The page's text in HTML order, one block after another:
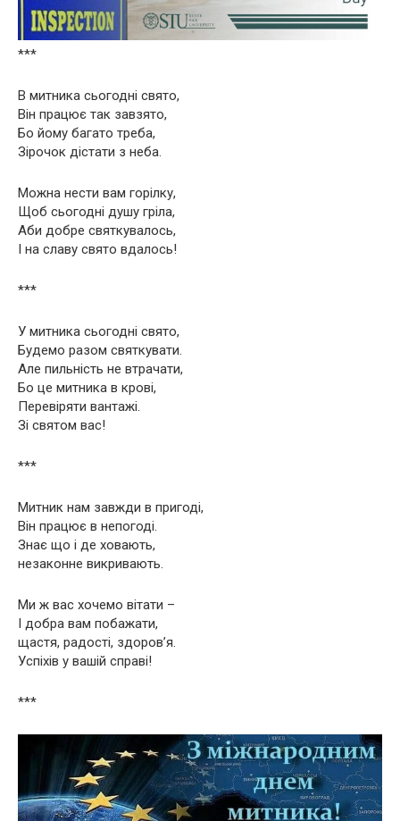
***
В митника сьогодні свято,
Він працює так завзято,
Бо йому багато треба,
Зірочок дістати з неба.
Можна нести вам горілку,
Щоб сьогодні душу гріла,
Аби добре святкувалось,
І на славу свято вдалось!
***
У митника сьогодні свято,
Будемо разом святкувати.
Але пильність не втрачати,
Бо це митника в крові,
Перевіряти вантажі.
Зі святом вас!
***
Митник нам завжди в пригоді,
Він працює в непогоді.
Знає що і де ховають,
незаконне викривають.
Ми ж вас хочемо вітати –
І добра вам побажати,
щастя, радості, здоров’я.
Успіхів у вашій справі!
***